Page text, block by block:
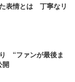
表情とは 丁寧なリ
“ファンが最後ま
開